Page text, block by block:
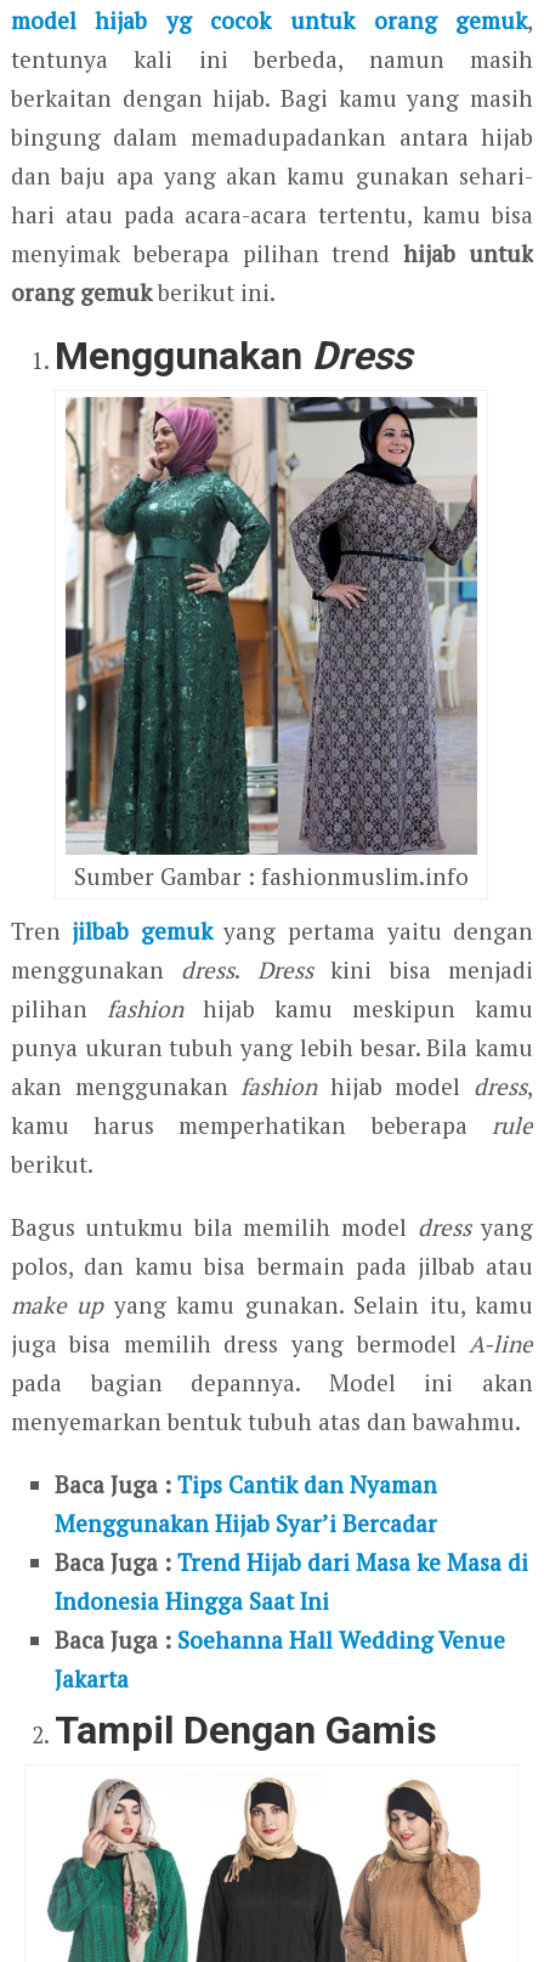
model hijab yg cocok untuk orang gemuk,
tentunya kali ini berbeda, namun masih
berkaitan dengan hijab. Bagi kamu yang masih
bingung dalam memadupadankan antara hijab
dan baju apa yang akan kamu gunakan sehari-
hari atau pada acara-acara tertentu, kamu bisa
menyimak beberapa pilihan trendhijab untuk
orang gemukberikut ini.
Menggunakan Dress
Sumber Gambar : fashionmuslim.info
Tren jilbab gemukyang pertama yaitu dengan
menggunakan dress. Dresskini bisa menjadi
pilihan fashionhijab kamu meskipun kamu
punya ukuran tubuh yang lebih besar. Bila kamu
akan menggunakan fashionhijab model dress,
kamu harus memperhatikan beberapa rule
berikut.
Bagus untukmu bila memilih model dressyang
polos, dan kamu bisa bermain pada jilbab atau
make upyang kamu gunakan. Selain itu, kamu
juga bisa memilih dress yang bermodel A-line
pada bagian depannya. Model ini akan
menyemarkan bentuk tubuh atas dan bawahmu.
Baca Juga :Tips Cantik dan Nyaman
Menggunakan Hijab Syar’i Bercadar
Baca Juga :Trend Hijab dari Masa ke Masa di
Indonesia Hingga Saat Ini
Baca Juga : Soehanna Hall Wedding Venue
Jakarta
Tampil Dengan Gamis